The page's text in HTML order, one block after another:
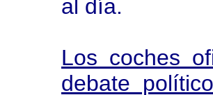
al día.
Los coches
debate político